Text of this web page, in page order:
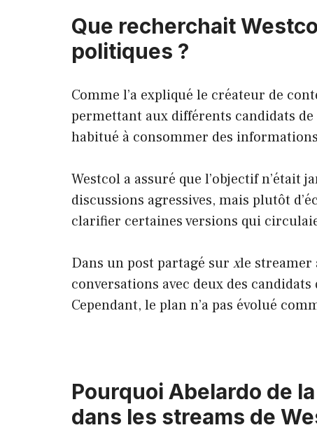
Que recherchait
politiques ?
Comme l’a expliqué le créateur de
permettant aux différents candidats
habitué à consommer des
Westcol a assuré que l’objectif n’était
discussions agressives, mais plutôt
clarifier certaines versions qui
Dans un post partagé sur xle streamer
conversations avec deux des
Cependant, le plan n’a pas évolué
Pourquoi Abelardo de
dans les streams de